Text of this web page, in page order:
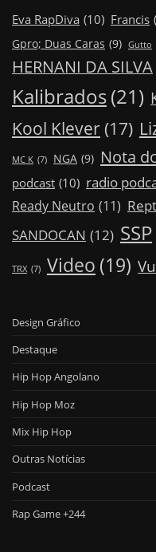
Eva RapDiva (10) Francis
Gpro; Duas Caras (9) Gutto
HERNANI DA SILVA
Kalibrados(21)
Kool Klever (17)
MC K (7) NGA (9) Nota
podcast (10) radio
Ready Neutro (11)
SANDOCAN (12) SSP
TRX (7) Video (19)
Design Gráfico
Destaque
Hip Hop Angolano
Hip Hop Moz
Mix Hip Hop
Outras Notícias
Podcast
Rap Game +244